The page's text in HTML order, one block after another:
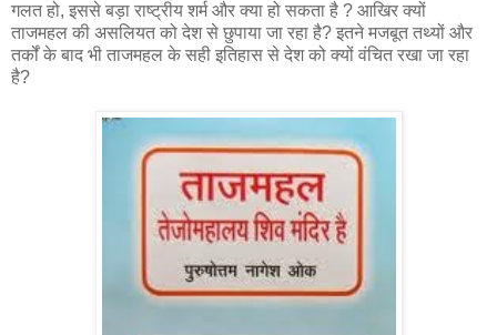
गलत हो, इससे बड़ा राष्ट्रीय शर्म और क्‍या हो सकता है ? आखिर क्यों
ताजमहल की असलियत को देश से छुपाया जा रहा है? इतने मजबूत तथ्यों और
तर्कों के बाद भी ताजमहल के सही इतिहास से देश को क्यों वंचित रखा जा रहा
है?